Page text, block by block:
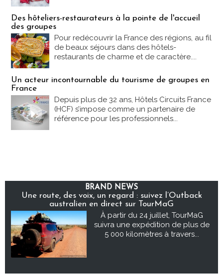
Des hôteliers-restaurateurs à la pointe de l'accueil
des groupes
Pour redécouvrir la France des régions, au fil
de beaux séjours dans des hôtels-
restaurants de charme et de caractère....
Un acteur incontournable du tourisme de groupes en
France
Depuis plus de 32 ans, Hôtels Circuits France
(HCF) s’impose comme un partenaire de
référence pour les professionnels...
BRAND NEWS
Une route, des voix, un regard : suivez l’Outback
australien en direct sur TourMaG
À partir du 24 juillet, TourMaG
suivra une expédition de plus de
5 000 kilomètres à travers...